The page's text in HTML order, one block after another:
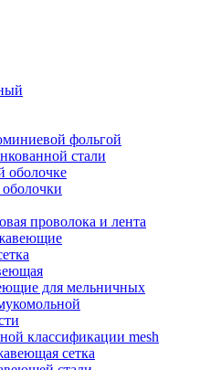
фольгой
стали
оболочке
проволока и лента
для мельничных
классификации mesh
сетка